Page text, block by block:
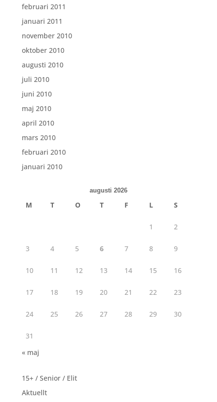
februari 2011
januari 2011
november 2010
oktober 2010
augusti 2010
juli 2010
juni 2010
maj 2010
april 2010
mars 2010
februari 2010
januari 2010
augusti 2026
M T O T F L S
1 2
3 4 5 6 7 8 9
10 11 12 13 14 15 16
17 18 19 20 21 22 23
24 25 26 27 28 29 30
31
« maj
15+ / Senior / Elit
Aktuellt